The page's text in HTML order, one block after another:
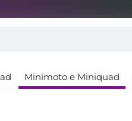
Minimoto e Miniquad